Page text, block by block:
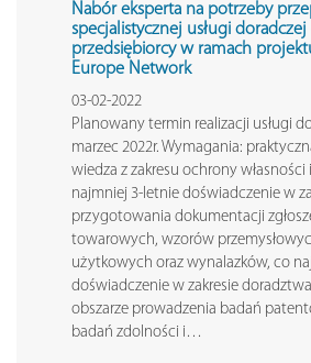
Nabór eksperta na potrzeby
specjalistycznej usługi doradczej
przedsiębiorcy w ramach
Europe Network
03-02-2022
Planowany termin realizacji usługi
marzec 2022r. Wymagania:
wiedza z zakresu ochrony
najmniej 3-letnie doświadczenie w
przygotowania dokumentacji
towarowych, wzorów
użytkowych oraz wynalazków, co
doświadczenie w zakresie
obszarze prowadzenia badań
badań zdolności i…